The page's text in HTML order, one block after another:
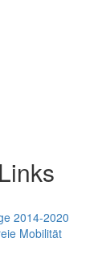
2014-2020
Mobilität